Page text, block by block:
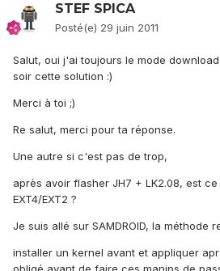
STEF SPICA
Posté(e) 29 juin 2011
Salut, oui j'ai toujours le mode
soir cette solution :)
Merci à toi ;)
Re salut, merci pour ta réponse.
Une autre si c'est pas de trop,
après avoir flasher JH7 + LK2.08, est
EXT4/EXT2 ?
Je suis allé sur SAMDROID, la méthode
installer un kernel avant et appliquer